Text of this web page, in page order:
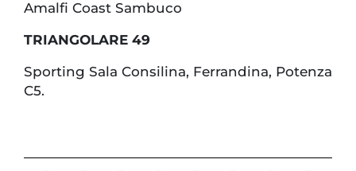
Amalfi Coast Sambuco
TRIANGOLARE 49
Sporting Sala Consilina, Ferrandina, Potenza
C5.